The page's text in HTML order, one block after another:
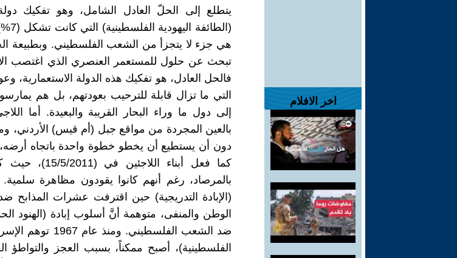
اخر الافلام
يتطلع إلى الحلّ العادل الشامل، وهو تفكيك
هي جزء لا يتجزأ من الشعب الفلسطيني. وبطبيعة
تبحث عن حلول للمستعمر العنصري الذي اغتصب
فالحل العادل، هو تفكيك هذه الدولة الاستعمارية،
التي ما تزال قابلة للترحيب بعودتهم، بل هم
إلى دول ما وراء البحار القريبة والبعيدة. أما
بالعين المجردة من مواقع جبل (أم قيس) الأردني،
دون أن يستطيع أن يخطو خطوة واحدة باتجاه
كما فعل أبناء
بالمرصاد، رغم أنهم كانوا يقودون مظاهرة
(الإبادة التدريجية) حين اقترفت عشرات المذابح
الوطن والمنفى، متوهمة أنَّ أسلوب إبادة (الهنود
ضد الشعب
الفلسطينية)، أصبح ممكناً، بسبب العجز